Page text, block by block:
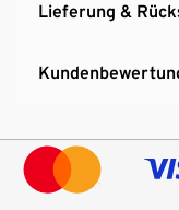
Lieferung &